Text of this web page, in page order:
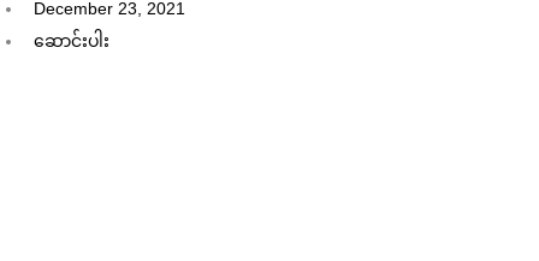
December 23, 2021
ဆောင်းပါး